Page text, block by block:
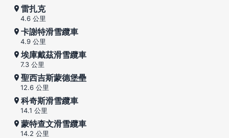
雷扎克
4.6 公里
卡謝特滑雪纜車
4.9 公里
埃庫戴茲滑雪纜車
7.3 公里
聖西吉斯蒙德堡壘
12.6 公里
科奇斯滑雪纜車
14.1 公里
蒙特查文滑雪纜車
14.2 公里